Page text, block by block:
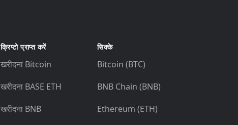
क्रिप्टो प्राप्त करें
खरीदना Bitcoin
खरीदना BASE ETH
खरीदना BNB
सिक्के
Bitcoin (BTC)
BNB Chain (BNB)
Ethereum (ETH)